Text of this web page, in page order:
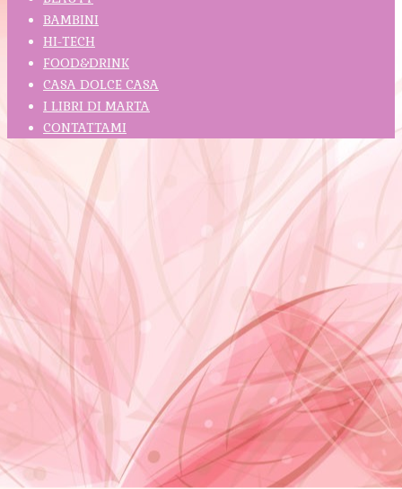
BAMBINI
HI-TECH
FOOD&DRINK
CASA DOLCE CASA
I LIBRI DI MARTA
CONTATTAMI